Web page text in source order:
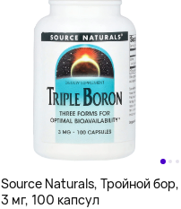
Source Naturals, Тройной бор,
3 мг, 100 капсул